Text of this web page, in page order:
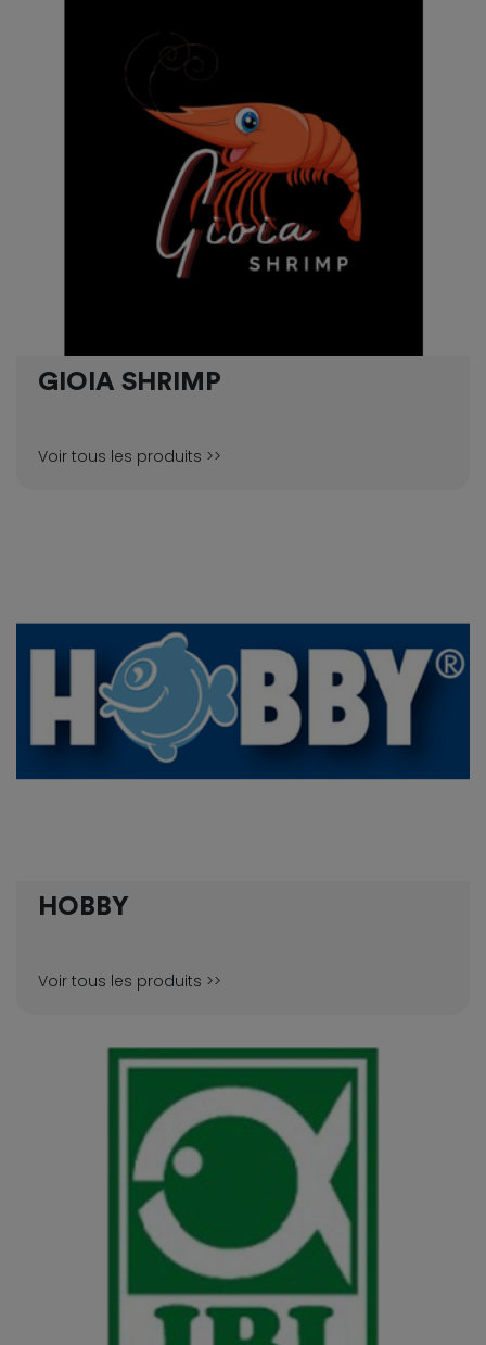
GIOIA SHRIMP
Voir tous les produits >>
HOBBY
Voir tous les produits >>